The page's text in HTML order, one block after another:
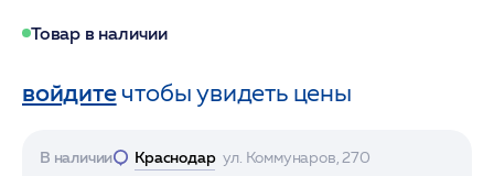
Товар в наличии
войдитечтобы увидеть цены
В наличии Краснодар ул. Коммунаров, 270